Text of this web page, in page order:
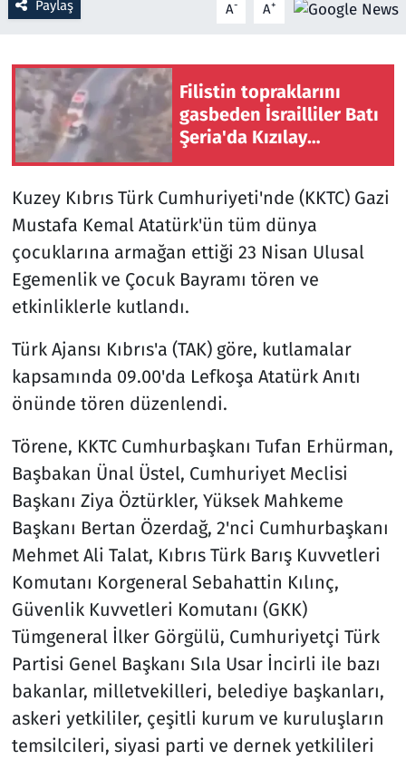
Paylaş A- A+
Filistin topraklarını
gasbeden İsrailliler Batı
Şeria'da Kızılay
Kuzey Kıbrıs Türk Cumhuriyeti'nde (KKTC) Gazi
Mustafa Kemal Atatürk'ün tüm dünya
çocuklarına armağan ettiği 23 Nisan Ulusal
Egemenlik ve Çocuk Bayramı tören ve
etkinliklerle kutlandı.
Türk Ajansı Kıbrıs'a (TAK) göre, kutlamalar
kapsamında 09.00'da Lefkoşa Atatürk Anıtı
önünde tören düzenlendi.
Törene, KKTC Cumhurbaşkanı Tufan Erhürman,
Başbakan Ünal Üstel, Cumhuriyet Meclisi
Başkanı Ziya Öztürkler, Yüksek Mahkeme
Başkanı Bertan Özerdağ, 2'nci Cumhurbaşkanı
Mehmet Ali Talat, Kıbrıs Türk Barış Kuvvetleri
Komutanı Korgeneral Sebahattin Kılınç,
Güvenlik Kuvvetleri Komutanı (GKK)
Tümgeneral İlker Görgülü, Cumhuriyetçi Türk
Partisi Genel Başkanı Sıla Usar İncirli ile bazı
bakanlar, milletvekilleri, belediye başkanları,
askeri yetkililer, çeşitli kurum ve kuruluşların
temsilcileri, siyasi parti ve dernek yetkilileri
Seçim 2023
Spor
Teknoloji ve Bilim
Televizyon